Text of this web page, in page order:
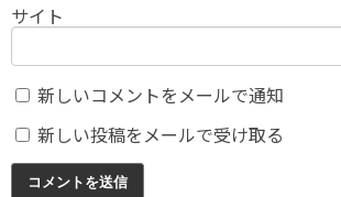
サイト
新しいコメントをメールで通知
新しい投稿をメールで受け取る